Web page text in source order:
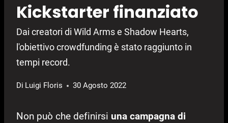
Kickstarter finanziato
Dai creatori di Wild Arms e Shadow Hearts,
l'obiettivo crowdfunding è stato raggiunto in
tempi record.
Di Luigi Floris 30 Agosto 2022
Non può che definirsi una campagna di